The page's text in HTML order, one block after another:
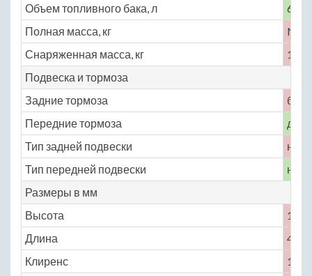
Объем топливного бака, л
60
Полная масса, кг
No
Снаряженная масса, кг
1275
Подвеска и тормоза
Задние тормоза
Передние тормоза
Тип задней подвески
Тип передней подвески
Размеры в мм
Высота
1340
Длина
4490
Клиренс
130